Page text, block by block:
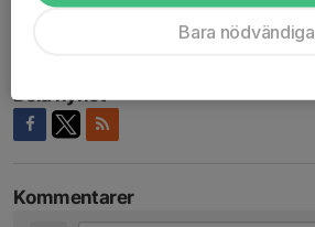
samt till släkt och vänner.
Dela nyhet
Kommentarer
Bara nödvändiga